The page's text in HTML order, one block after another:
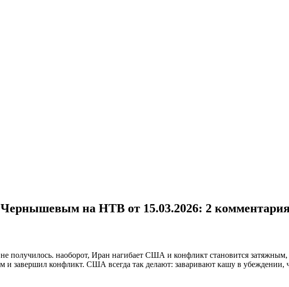
на НТВ от 15.03.2026: 2
получилось. наоборот, Иран нагибает США и конфликт становится
и завершил конфликт. США всегда так делают: заваривают кашу в убеждении,